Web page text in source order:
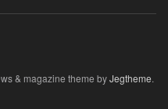
& magazine theme byJegtheme.